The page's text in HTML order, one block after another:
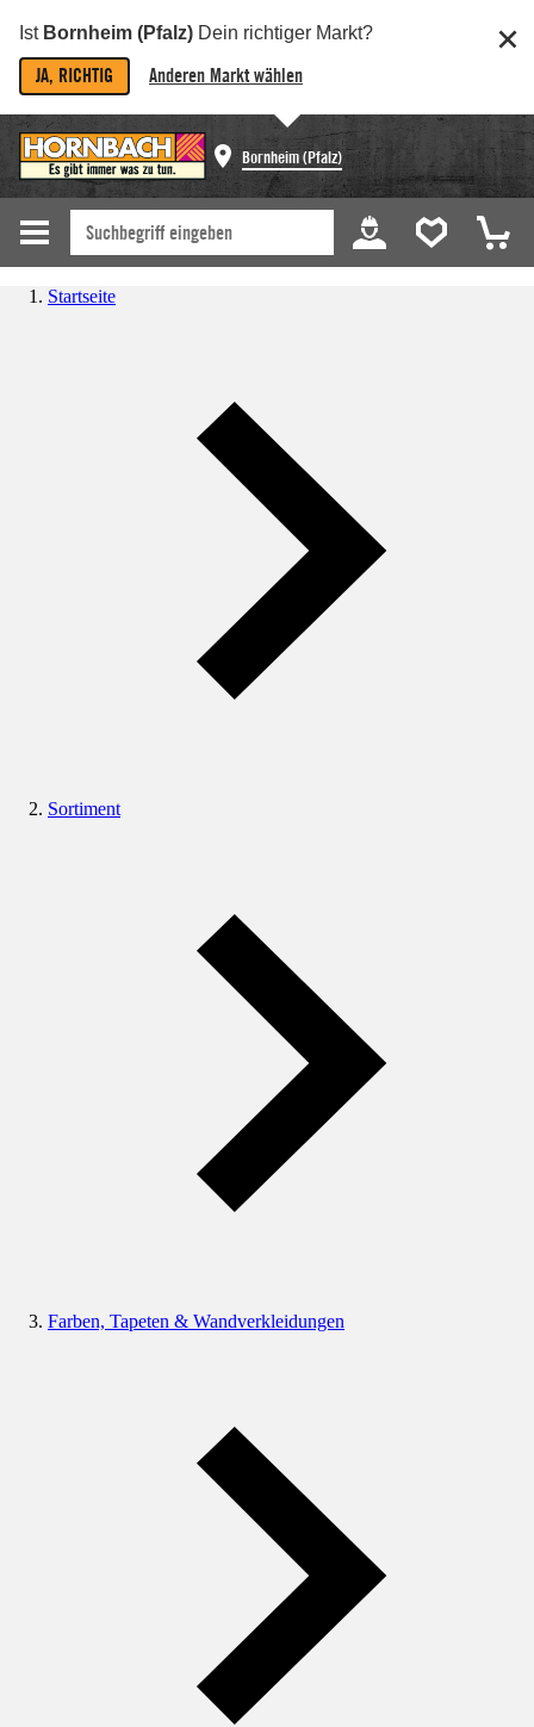
Ist Bornheim (Pfalz) Dein richtiger Markt?
JA, RICHTIG Anderen Markt wählen
Bornheim (Pfalz)
Startseite
Sortiment
Farben, Tapeten & Wandverkleidungen